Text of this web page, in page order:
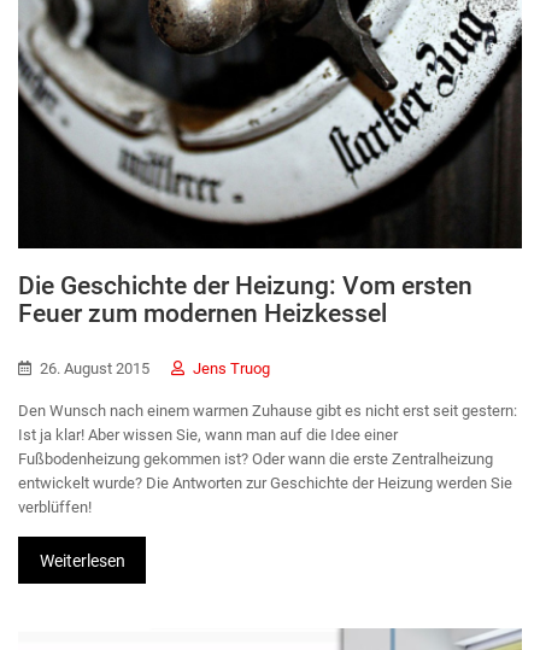
Die Geschichte der Heizung: Vom ersten
Feuer zum modernen Heizkessel
26. August 2015 Jens Truog
Den Wunsch nach einem warmen Zuhause gibt es nicht erst seit gestern:
Ist ja klar! Aber wissen Sie, wann man auf die Idee einer
Fußbodenheizung gekommen ist? Oder wann die erste Zentralheizung
entwickelt wurde? Die Antworten zur Geschichte der Heizung werden Sie
verblüffen!
Weiterlesen